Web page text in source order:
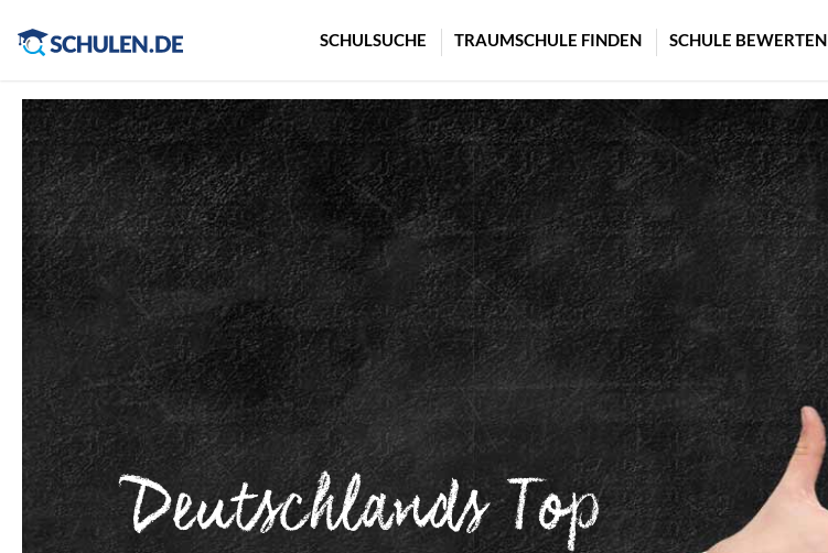
SCHULSUCHE TRAUMSCHULE FINDEN SCHULE BEWERTEN
Deutschlands Top